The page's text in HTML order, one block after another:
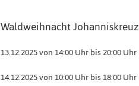
Waldweihnacht Johanniskreuz
13.12.2025 von 14:00 Uhr bis 20:00 Uhr
14.12.2025 von 10:00 Uhr bis 18:00 Uhr